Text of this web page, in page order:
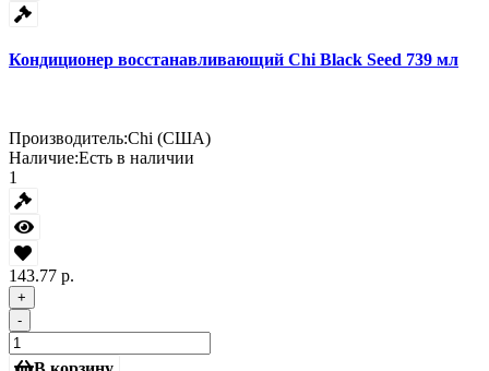
Кондиционер восстанавливающий Chi Black Seed 739 мл
Производитель:Chi (США)
Наличие:Есть в наличии
1
143.77 р.
+
-